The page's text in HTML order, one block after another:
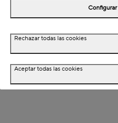
Detalles del producto
Descripción
Dimensiones
Rechazar todas las cookies
Aceptar todas las cookies